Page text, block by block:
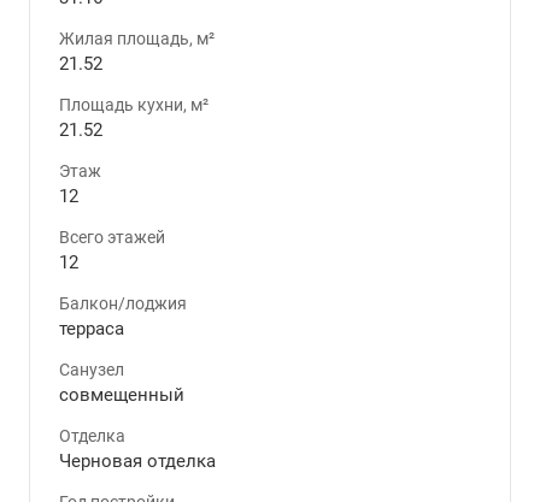
Жилая площадь, м²
21.52
Площадь кухни, м²
21.52
Этаж
12
Всего этажей
12
Балкон/лоджия
терраса
Санузел
совмещенный
Отделка
Черновая отделка